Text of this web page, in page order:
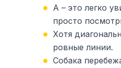
А – это легко
просто
Хотя
ровные линии.
Собака